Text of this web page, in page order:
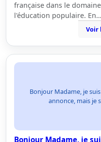
française dans le
l'éducation populaire. En…
Voir
Bonjour Madame, je
annonce, mais je
Bonjour Madame, je